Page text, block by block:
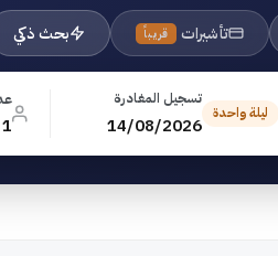
تأشيرات قريباً بحث ذكي
ليلة واحدة
تسجيل المغادرة
14/08/2026 1 غرفة · 1 بالغ · 0 طفل